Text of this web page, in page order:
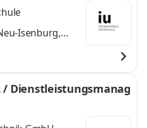
Isenburg,
/ Dienstleistungsmanag